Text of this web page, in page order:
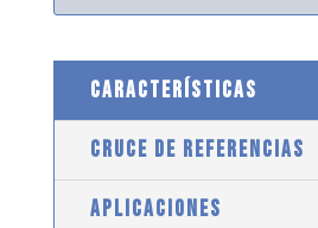
CARACTERÍSTICAS
CRUCE DE REFERENCIAS
APLICACIONES